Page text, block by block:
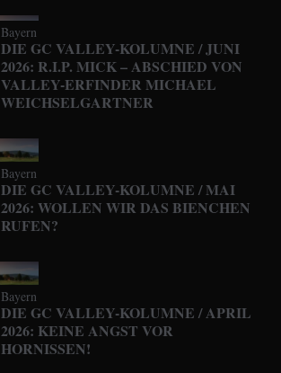
Bayern
DIE GC VALLEY-KOLUMNE / JUNI
2026: R.I.P. MICK – ABSCHIED VON
VALLEY-ERFINDER MICHAEL
WEICHSELGARTNER
Bayern
DIE GC VALLEY-KOLUMNE / MAI
2026: WOLLEN WIR DAS BIENCHEN
RUFEN?
Bayern
DIE GC VALLEY-KOLUMNE / APRIL
2026: KEINE ANGST VOR
HORNISSEN!